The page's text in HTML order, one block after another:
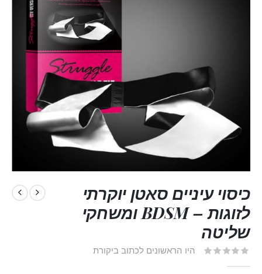
כיסוי עיניים סאטן יוקרתי
לזוגות – BDSM ומשחקי
שליטה
היו הראשונים לכתוב ביקורת